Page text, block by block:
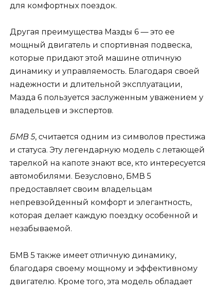
для комфортных поездок.
Другая преимущества Мазды 6 — это ее
мощный двигатель и спортивная подвеска,
которые придают этой машине отличную
динамику и управляемость. Благодаря своей
надежности и длительной эксплуатации,
Мазда 6 пользуется заслуженным уважением у
владельцев и экспертов.
БМВ 5, считается одним из символов престижа
и статуса. Эту легендарную модель с летающей
тарелкой на капоте знают все, кто интересуется
автомобилями. Безусловно, БМВ 5
предоставляет своим владельцам
непревзойденный комфорт и элегантность,
которая делает каждую поездку особенной и
незабываемой.
БМВ 5 также имеет отличную динамику,
благодаря своему мощному и эффективному
двигателю. Кроме того, эта модель обладает